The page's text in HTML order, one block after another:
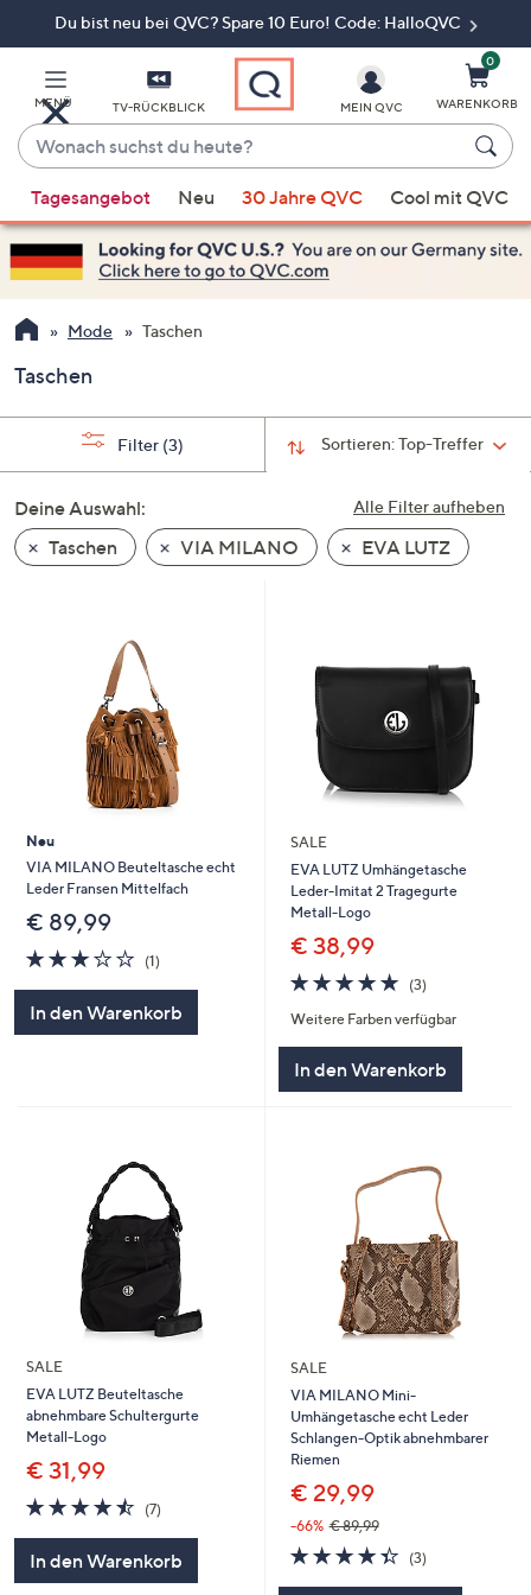
Du bist neu bei QVC? Spare 10 Euro! Code: HalloQVC
MENÜ TV-RÜCKBLICK
Wonach
suchst
du
heute?
Vorschläge
verfügbar
sind,
verwenden
Sie
Pfeiltasten
nach
und
nach
unten
oder
um
diese
anzuzeigen.
MEIN QVC
0
WARENKORB
Tagesangebot Neu 30 Jahre QVC Cool mit QVC
Mode Taschen
Taschen
Sortieren:Top-Treffer
Filter (3)
Alle Filter aufheben
Deine Auswahl:
Taschen
VIA MILANO EVA LUTZ
Neu
VIA MILANO Beuteltasche echt
Leder Fransen Mittelfach
€ 89,99
3.0
von
(1)1
In den Warenkorb
SALE
EVA LUTZ Umhängetasche
Leder-Imitat 2 Tragegurte
Metall-Logo
€ 38,99
4.7
von
5
(3)3
Weitere Farben verfügbar
In den Warenkorb
SALE
EVA LUTZ Beuteltasche
abnehmbare Schultergurte
Metall-Logo
€ 31,99
4.4
von
(7)7
In den Warenkorb
SALE
VIA MILANO Mini-
Umhängetasche echt Leder
Schlangen-Optik abnehmbarer
Riemen
€ 29,99
-66% € 89,99
4.3
von
(3)3